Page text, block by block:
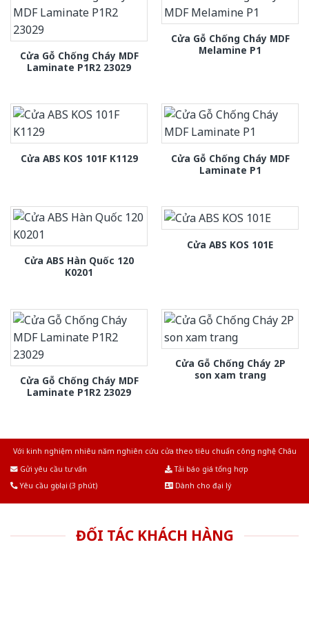
Cửa Gỗ Chống Cháy MDF
Laminate P1R2 23029
Cửa Gỗ Chống Cháy MDF
Melamine P1
Cửa ABS KOS 101F K1129
Cửa Gỗ Chống Cháy MDF
Laminate P1
Cửa ABS Hàn Quốc 120
K0201
Cửa ABS KOS 101E
Cửa Gỗ Chống Cháy MDF
Laminate P1R2 23029
Cửa Gỗ Chống Cháy 2P
son xam trang
Với kinh nghiệm nhiêu năm nghiên cứu cửa theo tiêu chuẩn công nghệ Châu
Gửi yêu cầu tư vấn
Tải báo giá tổng hợp
Yêu cầu gọi lại (3 phút)
Dành cho đại lý
ĐỐI TÁC KHÁCH HÀNG